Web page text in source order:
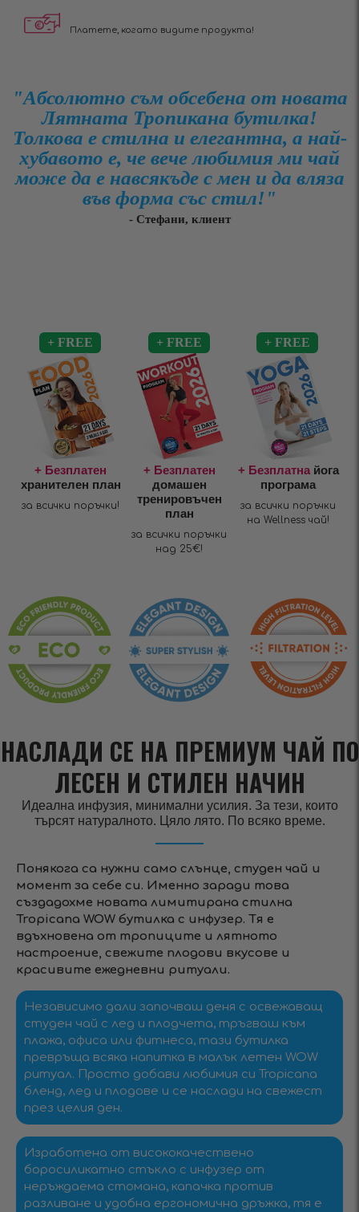
Платете, когато видите продукта!
"Абсолютно съм обсебена от новата
Лятната Тропикана бутилка!
Толкова е стилна и елегантна, а най-
хубавото е, че вече любимия ми чай
може да е навсякъде с мен и да вляза
във форма със стил!"
- Стефани, клиент
+ Безплатен
хранителен план
за всички поръчки!
+ Безплатен
домашен
тренировъчен
план
за всички поръчки
над 25€!
+ Безплатнайога
програма
за всички поръчки
на Wellness чай!
НАСЛАДИ СЕ НА ПРЕМИУМ ЧАЙ ПО
ЛЕСЕН И СТИЛЕН НАЧИН
Идеална инфузия, минимални усилия. За тези, които
търсят натуралното. Цяло лято. По всяко време.
Понякога са нужни само слънце, студен чай и
момент за себе си. Именно заради това
създадохме новата лимитирана стилна
Tropicana WOW бутилка с инфузер. Тя е
вдъхновена от тропиците и лятното
настроение, свежите плодови вкусове и
красивите ежедневни ритуали.
Независимо дали започваш деня с освежаващ
студен чай с лед и плодчета, тръгваш към
плажа, офиса или фитнеса, тази бутилка
превръща всяка напитка в малък летен WOW
ритуал. Просто добави любимия си Tropicana
бленд, лед и плодове и се наслади на свежест
през целия ден.
Изработена от висококачествено
боросиликатно стъкло с инфузер от
неръждаема стомана, капачка против
разливане и удобна ергономична дръжка, тя е